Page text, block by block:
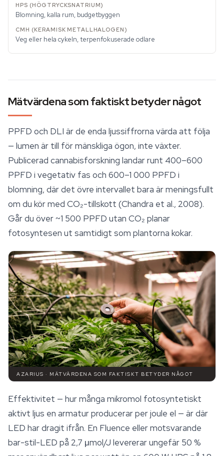
Blomning, kalla rum, budgetbyggen
Veg eller hela cykeln, terpenfokuserade odlare
Mätvärdena som faktiskt betyder något
PPFD och DLI är de enda ljussiffrorna värda att följa
— lumen är till för mänskliga ögon, inte växter.
Publicerad cannabisforskning landar runt 400–600
PPFD i vegetativ fas och 600–1 000 PPFD i
blomning, där det övre intervallet bara är meningsfullt
om du kör med CO₂-tillskott (Chandra et al., 2008).
Går du över ~1 500 PPFD utan CO₂ planar
fotosyntesen ut samtidigt som plantorna kokar.
AZARIUS · MÄTVÄRDENA SOM FAKTISKT BETYDER NÅGOT
Effektivitet — hur många mikromol fotosyntetiskt
aktivt ljus en armatur producerar per joule el — är där
LED har dragit ifrån. En Fluence eller motsvarande
bar-stil-LED på 2,7 μmol/J levererar ungefär 50 %